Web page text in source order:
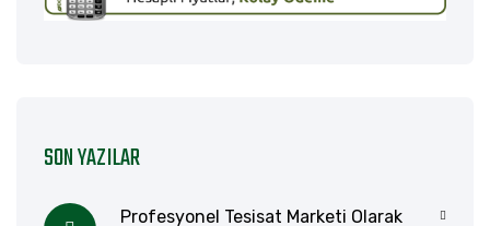
SON YAZILAR
Profesyonel Tesisat Marketi Olarak